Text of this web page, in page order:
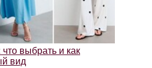
выбрать и как
вид